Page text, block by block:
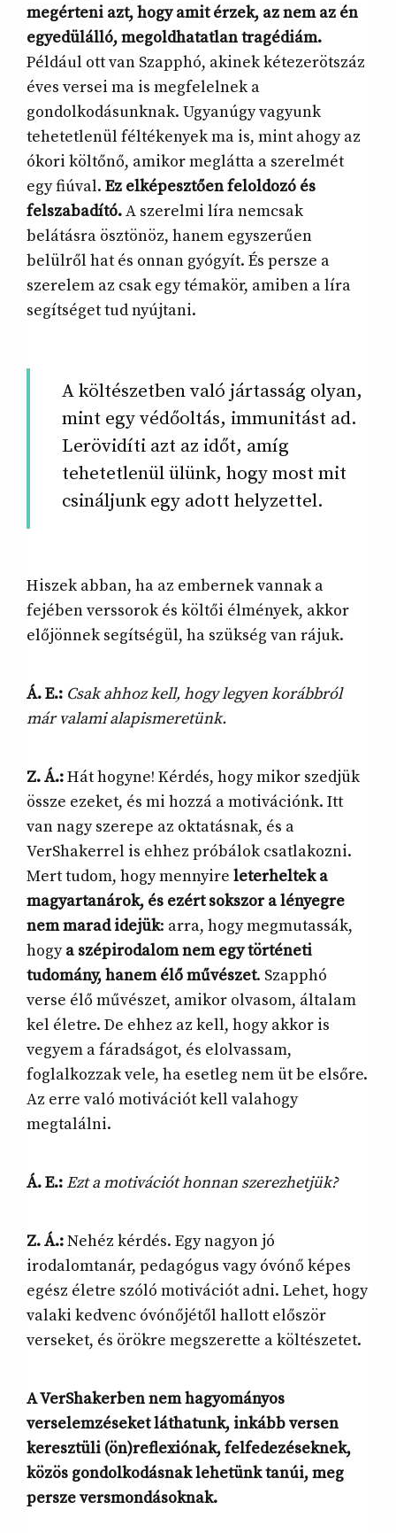
megérteni azt, hogy amit érzek, az nem az én
egyedülálló, megoldhatatlan tragédiám.
Például ott van Szapphó, akinek kétezerötszáz
éves versei ma is megfelelnek a
gondolkodásunknak. Ugyanúgy vagyunk
tehetetlenül féltékenyek ma is, mint ahogy az
ókori költőnő, amikor meglátta a szerelmét
egy fiúval. Ez elképesztően feloldozó és
felszabadító.A szerelmi líra nemcsak
belátásra ösztönöz, hanem egyszerűen
belülről hat és onnan gyógyít. És persze a
szerelem az csak egy témakör, amiben a líra
segítséget tud nyújtani.
A költészetben való jártasság olyan,
mint egy védőoltás, immunitást ad.
Lerövidíti azt az időt, amíg
tehetetlenül ülünk, hogy most mit
csináljunk egy adott helyzettel.
Hiszek abban, ha az embernek vannak a
fejében verssorok és költői élmények, akkor
előjönnek segítségül, ha szükség van rájuk.
Á. E.: Csak ahhoz kell, hogy legyen korábbról
már valami alapismeretünk.
Z. Á.:Hát hogyne! Kérdés, hogy mikor szedjük
össze ezeket, és mi hozzá a motivációnk. Itt
van nagy szerepe az oktatásnak, és a
VerShakerrel is ehhez próbálok csatlakozni.
Mert tudom, hogy mennyire leterheltek a
magyartanárok, és ezért sokszor a lényegre
nem marad idejük: arra, hogy megmutassák,
hogya szépirodalom nem egy történeti
tudomány, hanem élő művészet. Szapphó
verse élő művészet, amikor olvasom, általam
kel életre. De ehhez az kell, hogy akkor is
vegyem a fáradságot, és elolvassam,
foglalkozzak vele, ha esetleg nem üt be elsőre.
Az erre való motivációt kell valahogy
megtalálni.
Á. E.: Ezt a motivációt honnan szerezhetjük?
Z. Á.:Nehéz kérdés. Egy nagyon jó
irodalomtanár, pedagógus vagy óvónő képes
egész életre szóló motivációt adni. Lehet, hogy
valaki kedvenc óvónőjétől hallott először
verseket, és örökre megszerette a költészetet.
A VerShakerben nem hagyományos
verselemzéseket láthatunk, inkább versen
keresztüli (ön)reflexiónak, felfedezéseknek,
közös gondolkodásnak lehetünk tanúi, meg
persze versmondásoknak.